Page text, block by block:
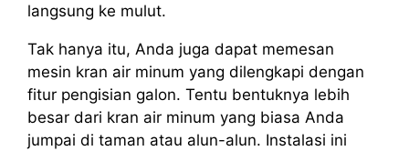
langsung ke mulut.
Tak hanya itu, Anda juga dapat memesan
mesin kran air minum yang dilengkapi dengan
fitur pengisian galon. Tentu bentuknya lebih
besar dari kran air minum yang biasa Anda
jumpai di taman atau alun-alun. Instalasi ini